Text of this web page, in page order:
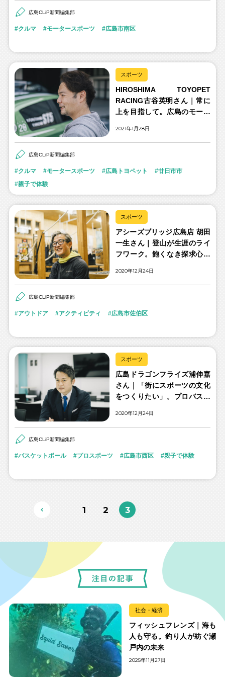
広島CLiP新聞編集部
クルマ モータースポーツ 広島市南区
スポーツ
HIROSHIMA TOYOPET
RACING古谷英明さん｜常に
上を目指して。広島のモータ
2021年1月28日
広島CLiP新聞編集部
クルマ モータースポーツ 広島トヨペット
廿日市市
親子で体験
スポーツ
アシーズブリッジ広島店 胡田
一生さん｜登山が生涯のライ
フワーク。飽くなき探求心で
2020年12月24日
広島CLiP新聞編集部
アウトドア アクティビティ 広島市佐伯区
スポーツ
広島ドラゴンフライズ浦伸嘉
さん｜「街にスポーツの文化
をつくりたい」。プロバスケ
2020年12月24日
広島CLiP新聞編集部
バスケットボール プロスポーツ 広島市西区 親子で体験
1 2 3
社会・経済
フィッシュフレンズ｜海も
人も守る。釣り人が紡ぐ瀬
戸内の未来
2025年11月27日